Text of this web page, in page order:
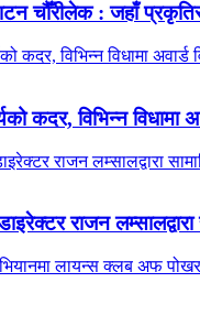
चौँरीलेक : जहाँ
कदर, विभिन्न विधामा
राजन